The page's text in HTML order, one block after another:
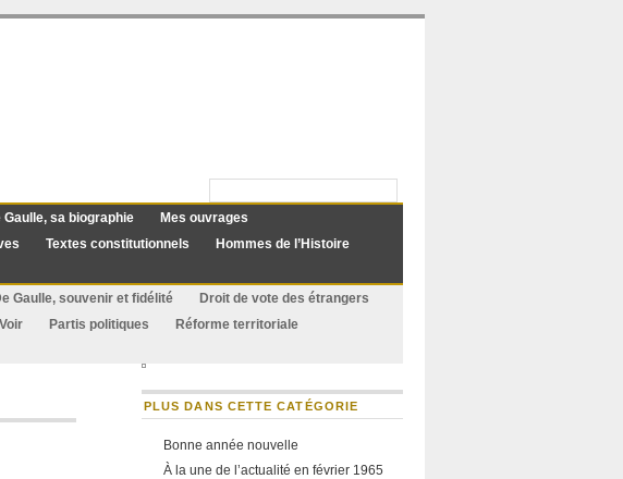
Gaulle, sa biographie
Mes ouvrages
Textes constitutionnels
Hommes de l’Histoire
Gaulle, souvenir et fidélité
Droit de vote des étrangers
Partis politiques
Réforme territoriale
PLUS DANS CETTE CATÉGORIE
Bonne année nouvelle
À la une de l’actualité en février 1965